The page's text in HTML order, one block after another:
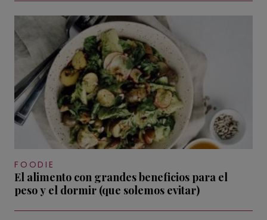
FOODIE
El alimento con grandes beneficios para el
peso y el dormir (que solemos evitar)